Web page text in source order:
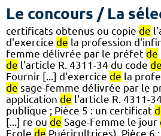
Le concours / La
certificats obtenus ou copie de
d'exercice de la profession
femme délivrée par le préfet de
de l'article R. 4311-34 du code de
Fournir [...] d'exercice de la
de sage-femme délivrée par le
application de l'article R. 4311-
publique ; Pièce 5 : un certificat
[...] re ou de Sage-Femme le jour
Ecole de Puéricultrices). Pièce 6